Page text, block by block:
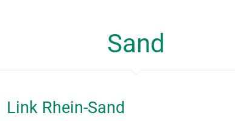
Sand
Link Rhein-Sand